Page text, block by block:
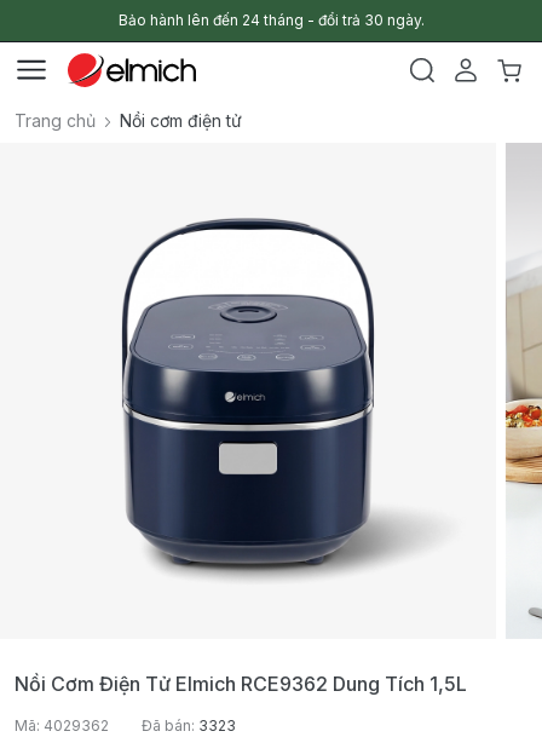
Bảo hành lên đến 24 tháng - đổi trả 30 ngày.
Trang chủ Nồi cơm điện tử
Nồi Cơm Điện Tử Elmich RCE9362 Dung Tích 1,5L
Mã: 4029362 Đã bán: 3323